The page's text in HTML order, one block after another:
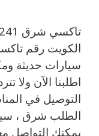
الكويت رقم
سيارات حديثة
اطلبنا الآن
التوصيل في
الطلب شرق ،
يمكنك التواصل